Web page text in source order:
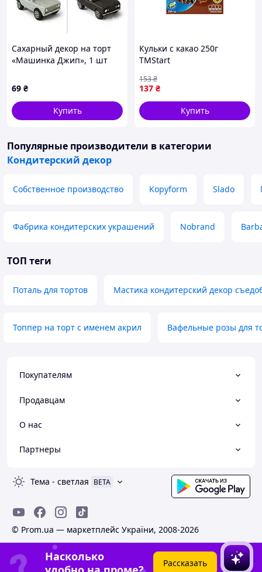
Сахарный декор на торт
«Машинка Джип», 1 шт
69 ₴
Купить
Кульки с какао 250г
ТМStart
137 ₴
153₴
Купить
Популярные производители в категории
Кондитерский декор
Собственное производство Kopyform Slado
Фабрика кондитерских украшений Nobrand
ТОП теги
Поталь для тортов Мастика кондитерский декор
Топпер на торт с именем акрил Вафельные розы для
Покупателям
Продавцам
О нас
Партнеры
Тема - светлая BETA
© Prom.ua — маркетплейс України, 2008-2026
Насколько
Рассказать